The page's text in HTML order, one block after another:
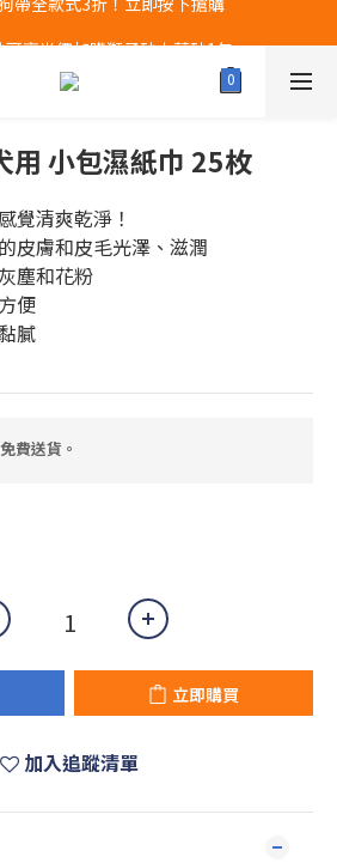
享半價加購獅子砂木薯砂1包
線現貨8折！立即點擊火速搶購
小包濕紙巾 25枚
覺清爽乾淨！
皮膚和皮毛光澤、滋潤
塵和花粉
便
膩
費送貨。
立即購買
加入追蹤清單